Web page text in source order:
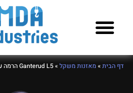
דף הבית» מאזנות משקל»Ganterud L5 הרמה עד 5 טון